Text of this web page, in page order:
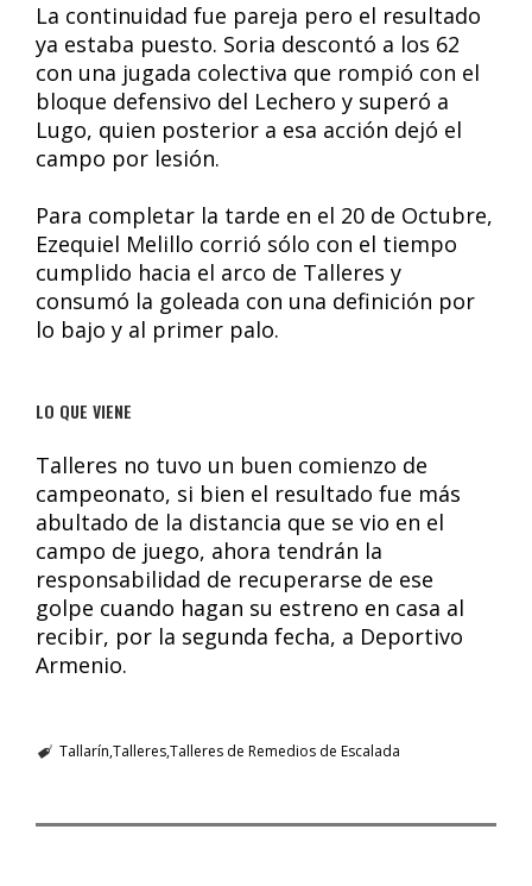
La continuidad fue pareja pero el resultado
ya estaba puesto. Soria descontó a los 62
con una jugada colectiva que rompió con el
bloque defensivo del Lechero y superó a
Lugo, quien posterior a esa acción dejó el
campo por lesión.
Para completar la tarde en el 20 de Octubre,
Ezequiel Melillo corrió sólo con el tiempo
cumplido hacia el arco de Talleres y
consumó la goleada con una definición por
lo bajo y al primer palo.
LO QUE VIENE
Talleres no tuvo un buen comienzo de
campeonato, si bien el resultado fue más
abultado de la distancia que se vio en el
campo de juego, ahora tendrán la
responsabilidad de recuperarse de ese
golpe cuando hagan su estreno en casa al
recibir, por la segunda fecha, a Deportivo
Armenio.
Tallarín TalleresTalleres de Remedios de Escalada